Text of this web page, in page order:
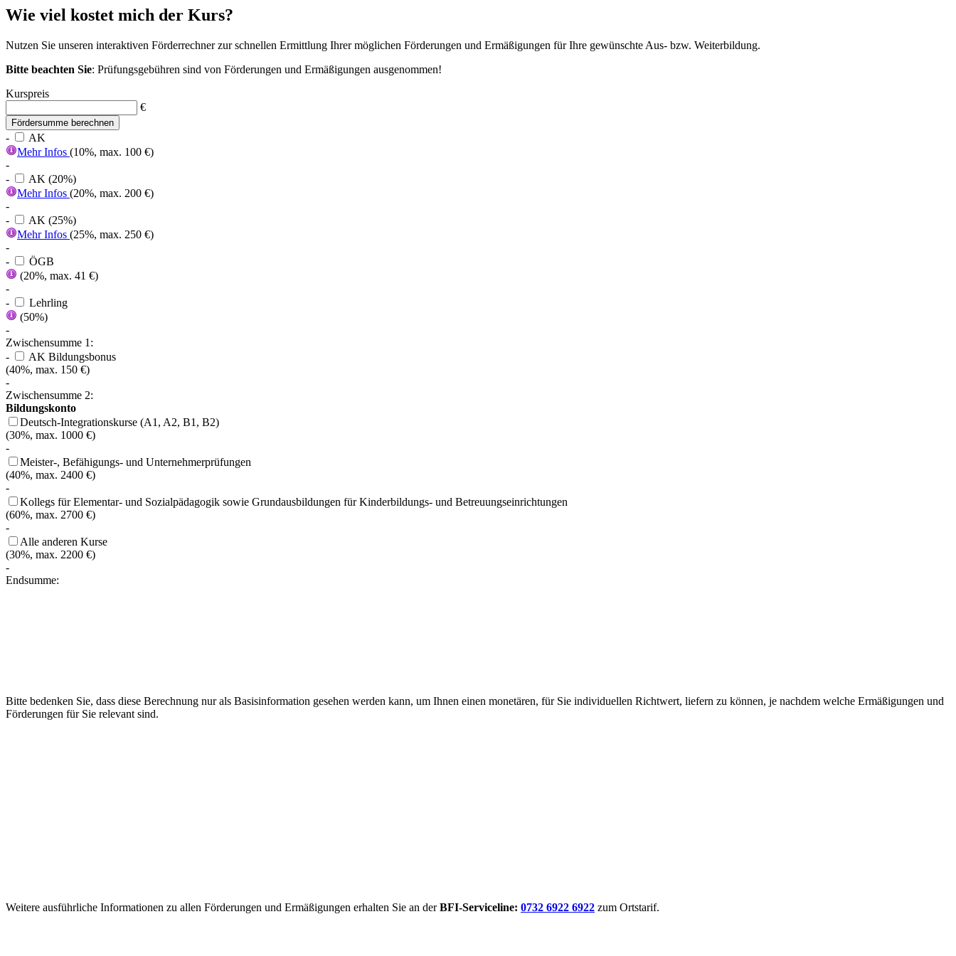
Wie viel kostet mich der Kurs?
Nutzen Sie unseren interaktiven Förderrechner zur schnellen Ermittlung Ihrer möglichen Förderungen und Ermäßigungen für Ihre gewünschte Aus- bzw. Weiterbildung.
Bitte beachten Sie: Prüfungsgebühren sind von Förderungen und Ermäßigungen ausgenommen!
Kurspreis
€
Fördersumme berechnen
-
AK
Mehr Infos (10%, max. 100 €)
-
-
AK (20%)
Mehr Infos (20%, max. 200 €)
-
-
AK (25%)
Mehr Infos (25%, max. 250 €)
-
-
ÖGB
(20%, max. 41 €)
-
-
Lehrling
(50%)
-
Zwischensumme 1:
-
AK Bildungsbonus
(40%, max. 150 €)
-
Zwischensumme 2:
Bildungskonto
Deutsch-Integrationskurse (A1, A2, B1, B2)
(30%, max. 1000 €)
-
Meister-, Befähigungs- und Unternehmerprüfungen
(40%, max. 2400 €)
-
Kollegs für Elementar- und Sozialpädagogik sowie Grundausbildungen für Kinderbildungs- und Betreuungseinrichtungen
(60%, max. 2700 €)
-
Alle anderen Kurse
(30%, max. 2200 €)
-
Endsumme:
Bitte bedenken Sie, dass diese Berechnung nur als Basisinformation gesehen werden kann, um Ihnen einen monetären, für Sie individuellen Richtwert, liefern zu können, je nachdem welche Ermäßigungen und
Förderungen für Sie relevant sind.
Weitere ausführliche Informationen zu allen Förderungen und Ermäßigungen erhalten Sie an derBFI-Serviceline: 0732 6922 6922 zum Ortstarif.